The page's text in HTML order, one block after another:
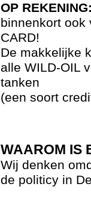
OP
binnenkort ook
CARD!
De makkelijke
alle WILD-OIL
tanken
(een soort
WAAROM IS
Wij denken
de politicy in